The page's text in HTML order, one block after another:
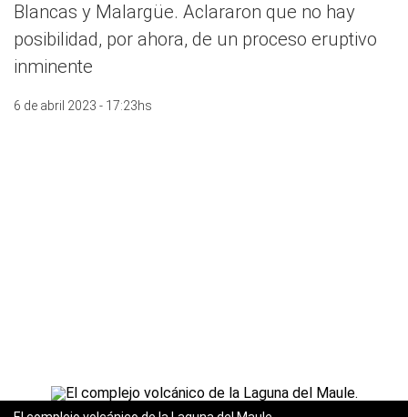
Blancas y Malargüe. Aclararon que no hay
posibilidad, por ahora, de un proceso eruptivo
inminente
6 de abril 2023 - 17:23hs